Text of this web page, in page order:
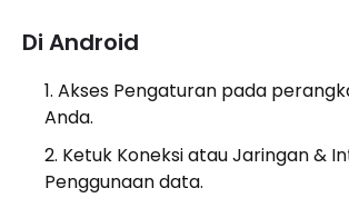
Di Android
Akses Pengaturan pada
Anda.
Ketuk Koneksi atau Jaringan &
Penggunaan data.